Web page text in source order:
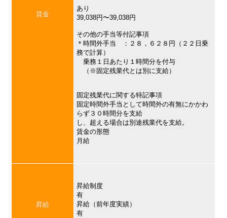
賃金
あり
39,038円〜39,038円
その他の手当等付記事項
＊時間外手当 ：２８，６２８円（２２日乗
務で計算）
乗務１日あたり１時間分を付与
（※固定残業代とは別に支給）
固定残業代に関する特記事項
固定時間外手当として時間外の有無にかかわ
らず３０時間分を支給
し、超える場合は別途残業代を支給。
賃金の形態
月給
昇給
昇給制度
有
昇給（前年度実績）
有